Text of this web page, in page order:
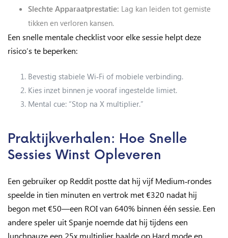
Slechte Apparaatprestatie: Lag kan leiden tot gemiste
tikken en verloren kansen.
Een snelle mentale checklist voor elke sessie helpt deze
risico’s te beperken:
Bevestig stabiele Wi‑Fi of mobiele verbinding.
Kies inzet binnen je vooraf ingestelde limiet.
Mental cue: “Stop na X multiplier.”
Praktijkverhalen: Hoe Snelle
Sessies Winst Opleveren
Een gebruiker op Reddit postte dat hij vijf Medium‑rondes
speelde in tien minuten en vertrok met €320 nadat hij
begon met €50—een ROI van 640% binnen één sessie. Een
andere speler uit Spanje noemde dat hij tijdens een
lunchpauze een 25x multiplier haalde op Hard mode en